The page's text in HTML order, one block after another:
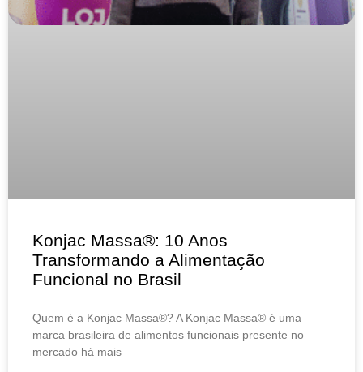
Konjac Massa®: 10 Anos
Transformando a Alimentação
Funcional no Brasil
Quem é a Konjac Massa®? A Konjac Massa® é uma
marca brasileira de alimentos funcionais presente no
mercado há mais